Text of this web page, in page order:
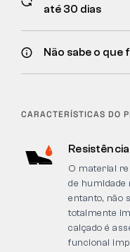
até 30 dias
Não sabe o que
CARACTERÍSTICAS DO
O material
de humidade
entanto, não
totalmente
calçado é
funcional